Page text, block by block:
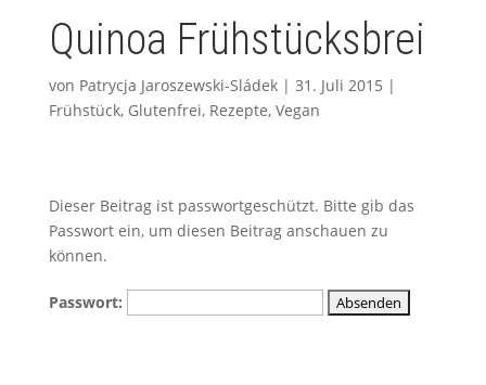
Quinoa Frühstücksbrei
von Patrycja Jaroszewski-Sládek| 31. Juli 2015 |
Frühstück, Glutenfrei, Rezepte, Vegan
Dieser Beitrag ist passwortgeschützt. Bitte gib das
Passwort ein, um diesen Beitrag anschauen zu
können.
Passwort: